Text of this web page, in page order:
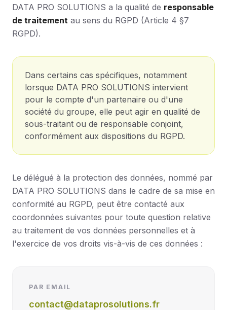
DATA PRO SOLUTIONS a la qualité de responsable
de traitement au sens du RGPD (Article 4 §7
RGPD).
Dans certains cas spécifiques, notamment
lorsque DATA PRO SOLUTIONS intervient
pour le compte d'un partenaire ou d'une
société du groupe, elle peut agir en qualité de
sous-traitant ou de responsable conjoint,
conformément aux dispositions du RGPD.
Le délégué à la protection des données, nommé par
DATA PRO SOLUTIONS dans le cadre de sa mise en
conformité au RGPD, peut être contacté aux
coordonnées suivantes pour toute question relative
au traitement de vos données personnelles et à
l'exercice de vos droits vis-à-vis de ces données :
PAR EMAIL
contact@dataprosolutions.fr